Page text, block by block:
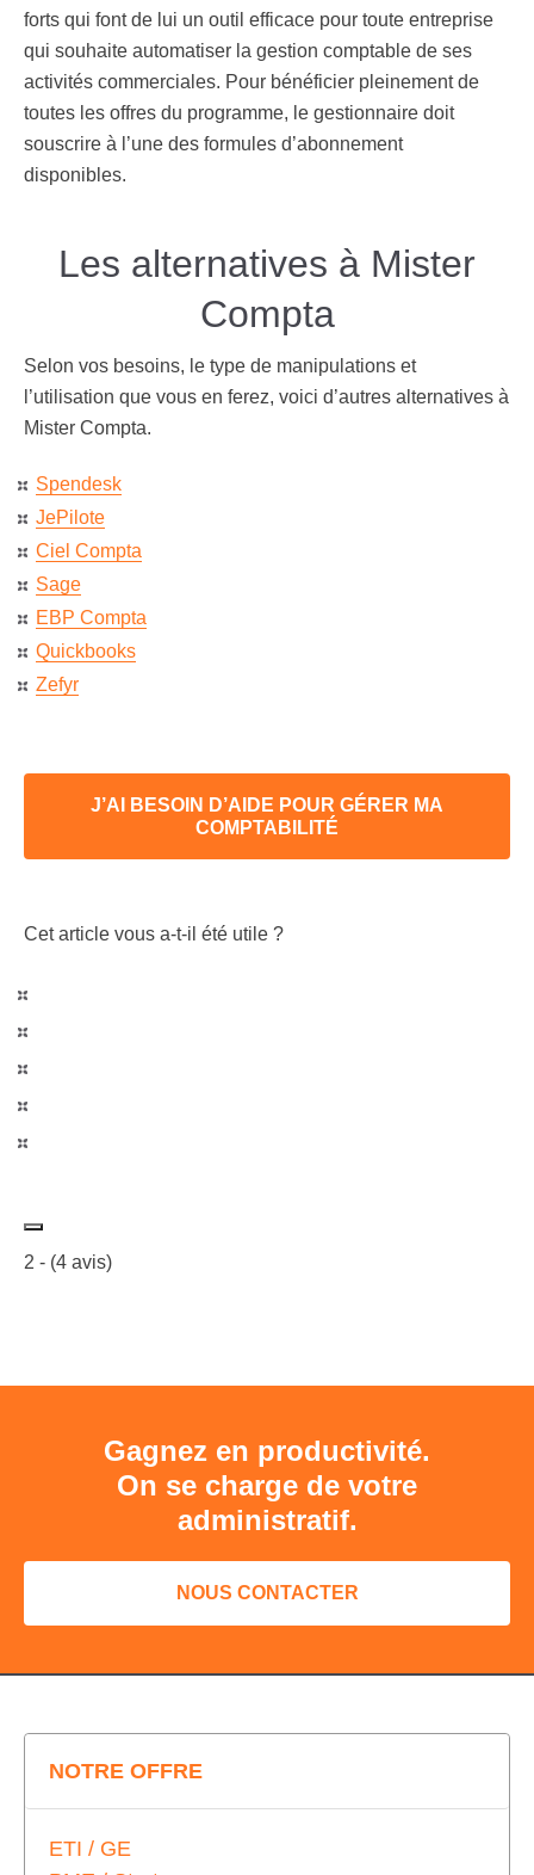
forts qui font de lui un outil efficace pour toute entreprise
qui souhaite automatiser la gestion comptable de ses
activités commerciales. Pour bénéficier pleinement de
toutes les offres du programme, le gestionnaire doit
souscrire à l’une des formules d’abonnement
disponibles.
Les alternatives à Mister
Compta
Selon vos besoins, le type de manipulations et
l’utilisation que vous en ferez, voici d’autres alternatives à
Mister Compta.
Spendesk
JePilote
Ciel Compta
Sage
EBP Compta
Quickbooks
Zefyr
J’AI BESOIN D’AIDE POUR GÉRER MA
COMPTABILITÉ
Cet article vous a-t-il été utile ?
2 - (4 avis)
Gagnez en productivité.
On se charge de votre
administratif.
NOUS CONTACTER
NOTRE OFFRE
ETI / GE